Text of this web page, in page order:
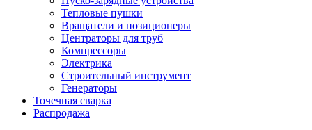
Тепловые пушки
Вращатели и позиционеры
Центраторы для труб
Компрессоры
Электрика
Строительный инструмент
Генераторы
Точечная сварка
Распродажа